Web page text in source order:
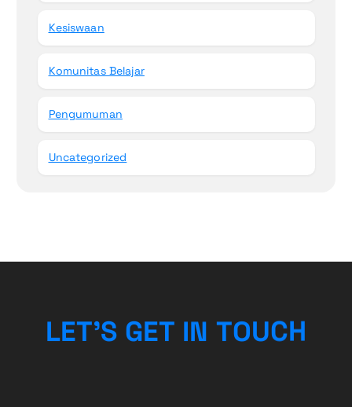
Kesiswaan
Komunitas Belajar
Pengumuman
Uncategorized
LET’S GET IN TOUCH